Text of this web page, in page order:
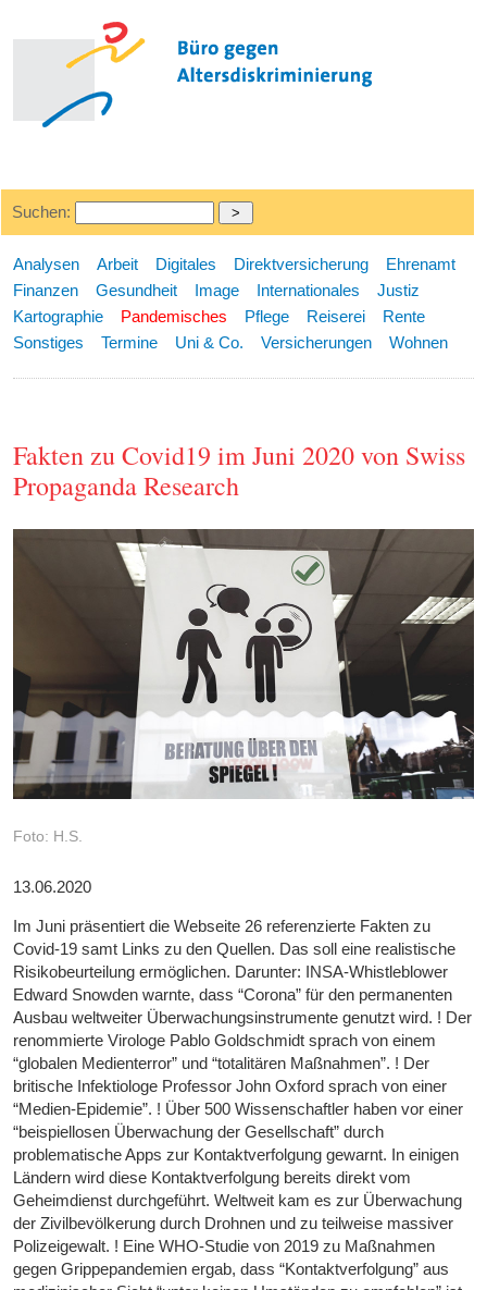
Suchen:
Analysen Arbeit Digitales Direktversicherung
Ehrenamt
Finanzen
Gesundheit Image Internationales
Justiz
Kartographie
Pandemisches Pflege Reiserei
Rente
Sonstiges
Termine Uni & Co. Versicherungen Wohnen
Fakten zu Covid19 im Juni 2020 von Swiss
Propaganda Research
Foto: H.S.
13.06.2020
Im Juni präsentiert die Webseite 26 referenzierte Fakten zu
Covid-19 samt Links zu den Quellen. Das soll eine realistische
Risikobeurteilung ermöglichen. Darunter: INSA-Whistleblower
Edward Snowden warnte, dass “Corona” für den permanenten
Ausbau weltweiter Überwachungs­instrumente genutzt wird. ! Der
renommierte Virologe Pablo Goldschmidt sprach von einem
“globalen Medienterror” und “totalitären Maßnahmen”. ! Der
britische Infektiologe Professor John Oxford sprach von einer
“Medien-Epidemie”. ! Über 500 Wissenschaftler haben vor einer
“beispiellosen Überwachung der Gesellschaft” durch
problematische Apps zur Kontakt­­verfolgung gewarnt. In einigen
Ländern wird diese Kontakt­ver­folgung bereits direkt vom
Geheimdienst durchgeführt. Weltweit kam es zur Überwachung
der Zivilbevölkerung durch Drohnen und zu teilweise massiver
Polizeigewalt. ! Eine WHO-Studie von 2019 zu Maßnahmen
gegen Grippepandemien ergab, dass “Kontakt­verfolgung” aus